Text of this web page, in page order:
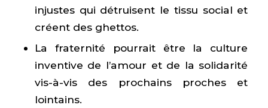
injustes qui détruisent le tissu social et
créent des ghettos.
La fraternité pourrait être la culture
inventive de l’amour et de la solidarité
vis-à-vis des prochains proches et
lointains.